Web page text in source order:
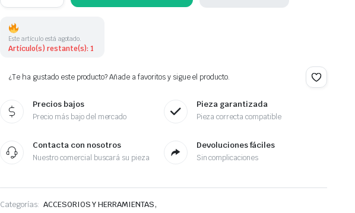
BLOQUEO
DE
RUEDA
Este artículo está agotado.
Artículo(s) restante(s): 1
¿Te ha gustado este producto? Añade a favoritos y sigue el producto.
Precios bajos
Precio más bajo del mercado
Pieza garantizada
Pieza correcta compatible
Contacta con nosotros
Nuestro comercial buscará su pieza
Devoluciones fáciles
Sin complicaciones
Categorías: ACCESORIOS Y HERRAMIENTAS,